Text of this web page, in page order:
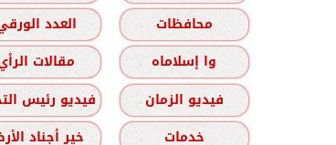
محافظات
العدد
وا إسلاماه
مقالات
فيديو الزمان
فيديو رئيس
خدمات
خير أجناد